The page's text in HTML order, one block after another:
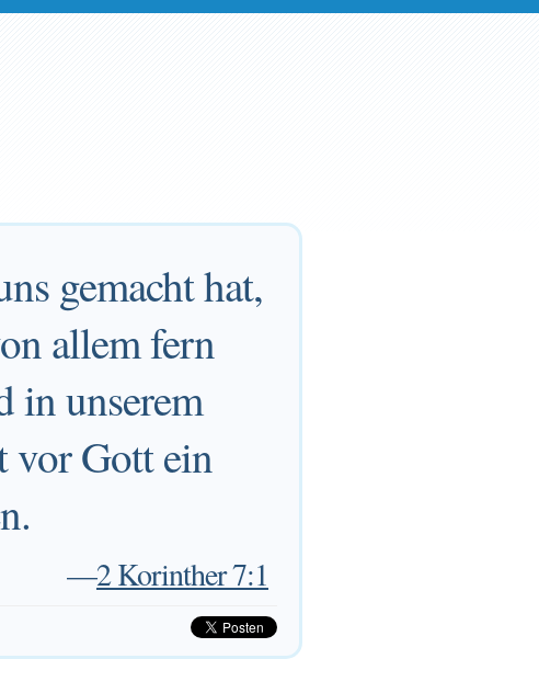
gemacht hat,
allem fern
in unserem
vor Gott ein
—2 Korinther 7:1